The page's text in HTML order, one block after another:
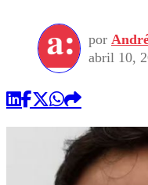
por
abril 10,